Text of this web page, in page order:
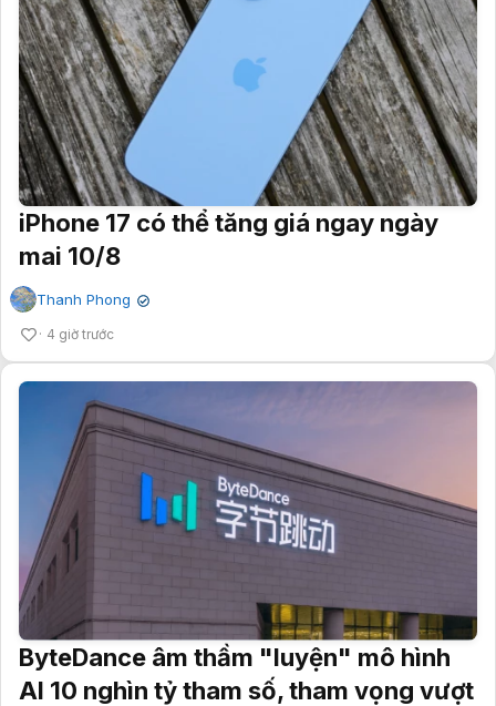
iPhone 17 có thể tăng giá ngay ngày
mai 10/8
Thanh Phong ✔
4 giờ trước
ByteDance âm thầm "luyện" mô hình
AI 10 nghìn tỷ tham số, tham vọng vượt